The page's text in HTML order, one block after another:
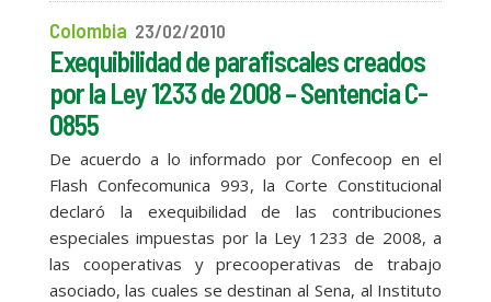
Colombia 23/02/2010
Exequibilidad de parafiscales creados
por la Ley 1233 de 2008 – Sentencia C-
0855
De acuerdo a lo informado por Confecoop en el
Flash Confecomunica 993, la Corte Constitucional
declaró la exequibilidad de las contribuciones
especiales impuestas por la Ley 1233 de 2008, a
las cooperativas y precooperativas de trabajo
asociado, las cuales se destinan al Sena, al Instituto